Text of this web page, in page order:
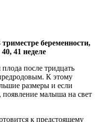
беременности,
41 неделе
после тридцать
К этому
размеры и если
появление малыша на свет
к предстоящему